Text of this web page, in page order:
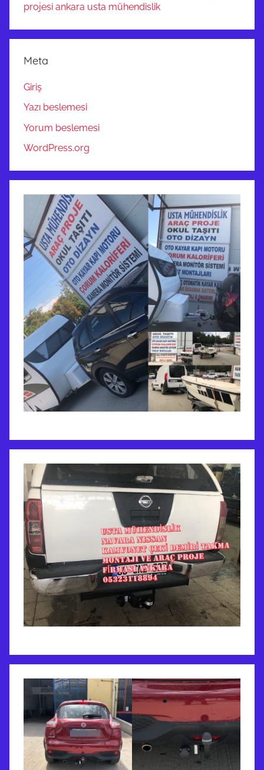
projesi ankara usta mühendislik
Meta
Giriş
Yazı beslemesi
Yorum beslemesi
WordPress.org